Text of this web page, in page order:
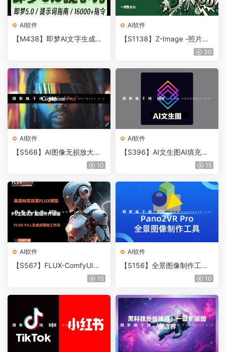
AI软件
【M438】即梦AI文字生成图
AI软件
【S1138】Z-Image -照片级
AI文生图神器ComfyUI一键整
30
AI软件
【S568】AI图像无损放大插
件 Topaz Gigapixel Pro v1.10
AI软件
【S396】AI文生图AI填充局
部重绘软件 Inspire Art AI Im
15
AI软件
【S567】FLUX-ComfyUI创
成式填充图像扩展PS插件离15
AI软件
【S156】全景图像制作工具
Pano2VR Pro 7.1.8 中文版 10